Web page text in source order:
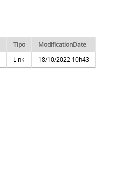
Tipo
ModificationDate
Link 18/10/2022 10h43